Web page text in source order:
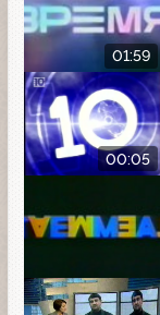
01:59
00:05